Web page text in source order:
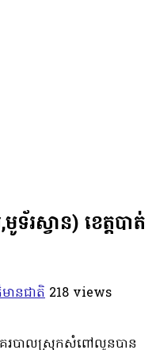
ស្វាន) ខេត្តបាត់
ានជាតិ 218 views
នគរបាលស្រុកសំពៅលូនបាន